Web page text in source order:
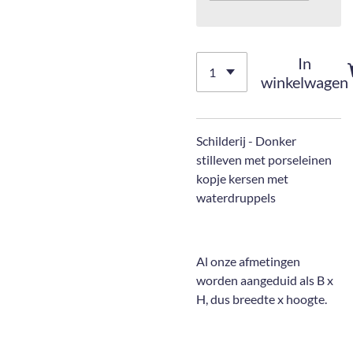
In
winkelwagen
Schilderij - Donker
stilleven met porseleinen
kopje kersen met
waterdruppels
Al onze afmetingen
worden aangeduid als B x
H, dus breedte x hoogte.